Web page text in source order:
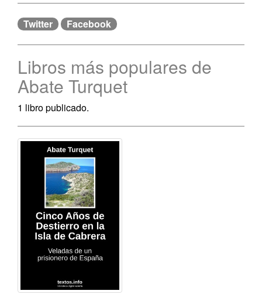
Twitter Facebook
Libros más populares de
Abate Turquet
1 libro publicado.